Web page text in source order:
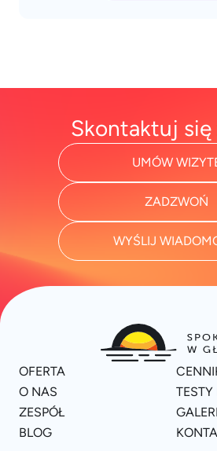
Skontaktuj się
UMÓW
ZADZWOŃ
WYŚLIJ
OFERTA
O NAS
ZESPÓŁ
BLOG